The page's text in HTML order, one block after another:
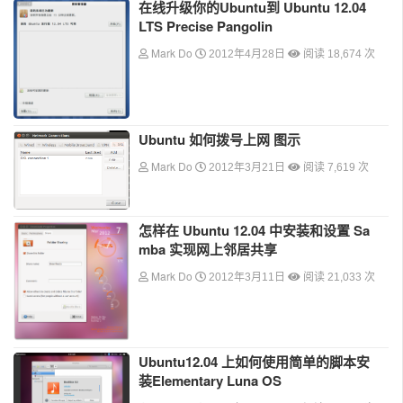
在线升级你的Ubuntu到 Ubuntu 12.04
LTS Precise Pangolin
Mark Do 2012年4月28日 阅读 18,674 次
Ubuntu 如何拨号上网 图示
Mark Do 2012年3月21日 阅读 7,619 次
怎样在 Ubuntu 12.04 中安装和设置 Sa
mba 实现网上邻居共享
Mark Do 2012年3月11日 阅读 21,033 次
Ubuntu12.04 上如何使用简单的脚本安
装Elementary Luna OS